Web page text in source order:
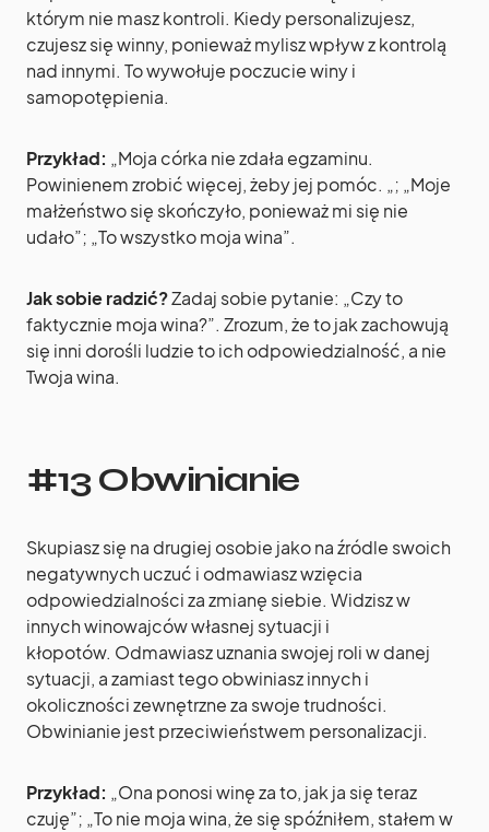
którym nie masz kontroli. Kiedy personalizujesz,
czujesz się winny, ponieważ mylisz wpływ z kontrolą
nad innymi. To wywołuje poczucie winy i
samopotępienia.
Przykład: „Moja córka nie zdała egzaminu.
Powinienem zrobić więcej, żeby jej pomóc. „; „Moje
małżeństwo się skończyło, ponieważ mi się nie
udało”; „To wszystko moja wina”.
Jak sobie radzić?Zadaj sobie pytanie: „Czy to
faktycznie moja wina?”. Zrozum, że to jak zachowują
się inni dorośli ludzie to ich odpowiedzialność, a nie
Twoja wina.
#13 Obwinianie
Skupiasz się na drugiej osobie jako na źródle swoich
negatywnych uczuć i odmawiasz wzięcia
odpowiedzialności za zmianę siebie. Widzisz w
innych winowajców własnej sytuacji i
kłopotów. Odmawiasz uznania swojej roli w danej
sytuacji, a zamiast tego obwiniasz innych i
okoliczności zewnętrzne za swoje trudności.
Obwinianie jest przeciwieństwem personalizacji.
Przykład: „Ona ponosi winę za to, jak ja się teraz
czuję”; „To nie moja wina, że się spóźniłem, stałem w